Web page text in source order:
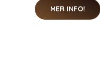
MER INFO!